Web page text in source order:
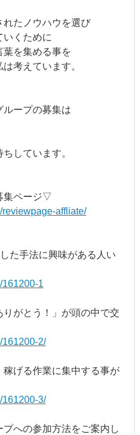
たノウハウを選び
いくために
葉を集める事を
考えています。
ループの募集は
しています。
集ページ▽
reviewpage-affliate/
た手法に興味がある人い
161200-1
がとう！」が頭の中で交
161200-2/
げる作業に集中する事が
161200-3/
への参加方法をご案内し